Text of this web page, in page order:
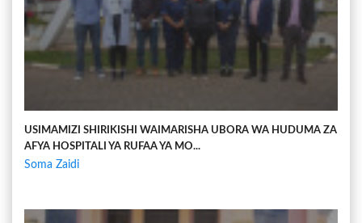
USIMAMIZI SHIRIKISHI WAIMARISHA UBORA WA HUDUMA ZA
AFYA HOSPITALI YA RUFAA YA MO...
Soma Zaidi